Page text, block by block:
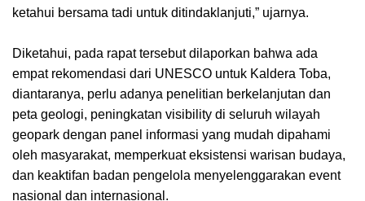
ketahui bersama tadi untuk ditindaklanjuti,” ujarnya.
Diketahui, pada rapat tersebut dilaporkan bahwa ada
empat rekomendasi dari UNESCO untuk Kaldera Toba,
diantaranya, perlu adanya penelitian berkelanjutan dan
peta geologi, peningkatan visibility di seluruh wilayah
geopark dengan panel informasi yang mudah dipahami
oleh masyarakat, memperkuat eksistensi warisan budaya,
dan keaktifan badan pengelola menyelenggarakan event
nasional dan internasional.